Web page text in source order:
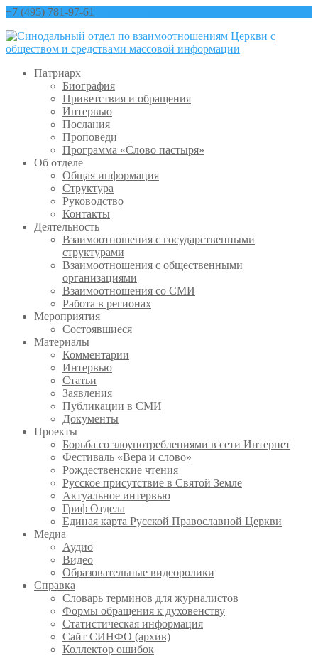
+7 (495) 781-97-61
Патриарх
Биография
Приветствия и обращения
Интервью
Послания
Проповеди
Программа «Слово пастыря»
Об отделе
Общая информация
Структура
Руководство
Контакты
Деятельность
Взаимоотношения с государственными
структурами
Взаимоотношения с общественными
организациями
Взаимоотношения со СМИ
Работа в регионах
Мероприятия
Состоявшиеся
Материалы
Комментарии
Интервью
Статьи
Заявления
Публикации в СМИ
Документы
Проекты
Борьба со злоупотреблениями в сети Интернет
Фестиваль «Вера и слово»
Рождественские чтения
Русское присутствие в Святой Земле
Актуальное интервью
Гриф Отдела
Единая карта Русской Православной Церкви
Медиа
Аудио
Видео
Образовательные видеоролики
Справка
Словарь терминов для журналистов
Формы обращения к духовенству
Статистическая информация
Сайт СИНФО (архив)
Коллектор ошибок